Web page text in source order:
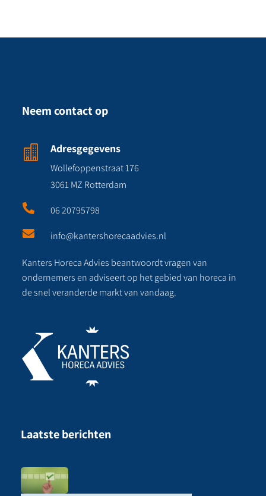
Neem contact op
 Adresgegevens
Wollefoppenstraat 176
3061 MZ Rotterdam

06 20795798

info@kantershorecaadvies.nl
Kanters Horeca Advies beantwoordt vragen van
ondernemers en adviseert op het gebied van horeca in
de snel veranderde markt van vandaag.
Laatste berichten